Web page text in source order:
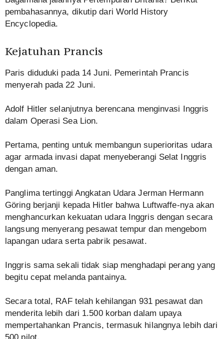
pembahasannya, dikutip dari World History
Encyclopedia.
Kejatuhan Prancis
Paris diduduki pada 14 Juni. Pemerintah Prancis
menyerah pada 22 Juni.
Adolf Hitler selanjutnya berencana menginvasi Inggris
dalam Operasi Sea Lion.
Pertama, penting untuk membangun superioritas udara
agar armada invasi dapat menyeberangi Selat Inggris
dengan aman.
Panglima tertinggi Angkatan Udara Jerman Hermann
Göring berjanji kepada Hitler bahwa Luftwaffe-nya akan
menghancurkan kekuatan udara Inggris dengan secara
langsung menyerang pesawat tempur dan mengebom
lapangan udara serta pabrik pesawat.
Inggris sama sekali tidak siap menghadapi perang yang
begitu cepat melanda pantainya.
Secara total, RAF telah kehilangan 931 pesawat dan
menderita lebih dari 1.500 korban dalam upaya
mempertahankan Prancis, termasuk hilangnya lebih dari